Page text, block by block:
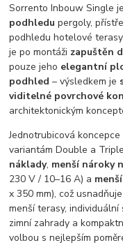
Sorrento Inbouw Single
podhledu pergoly,
podhledu hotelové
je po montáži zapuštěn
pouze jeho elegantní
podhled – výsledkem je
viditelné povrchové
architektonickým
Jednotrubicová
variantám Double a Triple
náklady, menší nároky
230 V / 10–16 A) a
x 350 mm), což
menší terasy,
zimní zahrady a
volbou s nejlepším